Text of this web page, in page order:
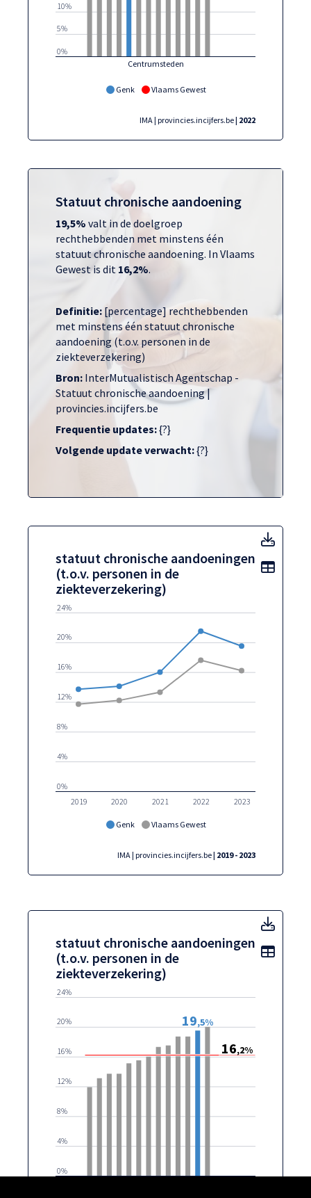
Genk Vlaams Gewest
Centrumsteden
0%
5%
10%
IMA | provincies.incijfers.be| 2022
Statuut chronische aandoening
19,5% valt in de doelgroep
rechthebbenden met minstens één
statuut chronische aandoening. In Vlaams
Gewest is dit 16,2%.
Definitie: [percentage] rechthebbenden
met minstens één statuut chronische
aandoening (t.o.v. personen in de
ziekteverzekering)
Bron: InterMutualistisch Agentschap -
Statuut chronische aandoening |
provincies.incijfers.be
Frequentie updates:{?}
Volgende update verwacht:{?}
statuut chronische aandoeningen
(t.o.v. personen in de
ziekteverzekering)
Genk Vlaams Gewest
2019 2020 2021 2022 2023
0%
4%
8%
12%
16%
20%
24%
IMA | provincies.incijfers.be| 2019 - 2023
Toon
statuut chronische aandoeningen
(t.o.v. personen in de
ziekteverzekering)
0%
4%
8%
12%
16%
20%
24%
19,5%
16,2%
Toon